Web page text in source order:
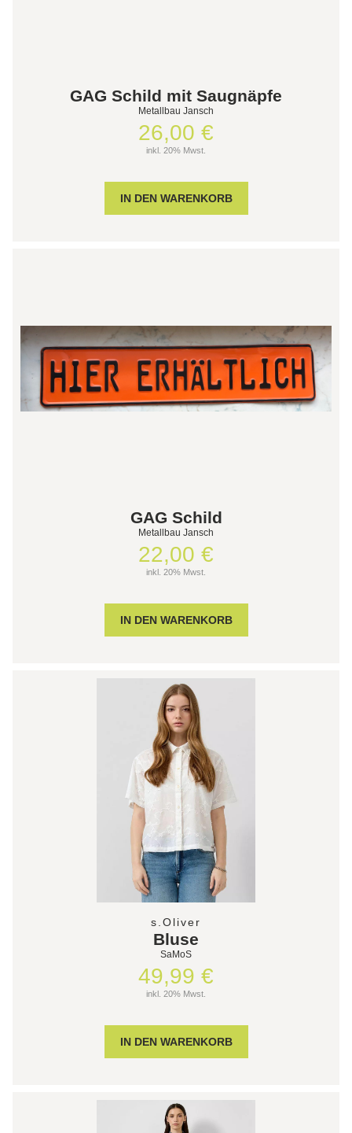
GAG Schild mit Saugnäpfe
Metallbau Jansch
26,00 €
inkl. 20% Mwst.
GAG Schild
Metallbau Jansch
22,00 €
inkl. 20% Mwst.
s.Oliver
Bluse
SaMoS
49,99 €
inkl. 20% Mwst.